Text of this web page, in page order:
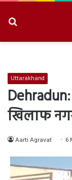
Uttarakhand
खिलाफ
Aarti Agravat 6